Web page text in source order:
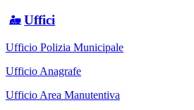
Uffici
Ufficio Polizia Municipale
Ufficio Anagrafe
Ufficio Area Manutentiva